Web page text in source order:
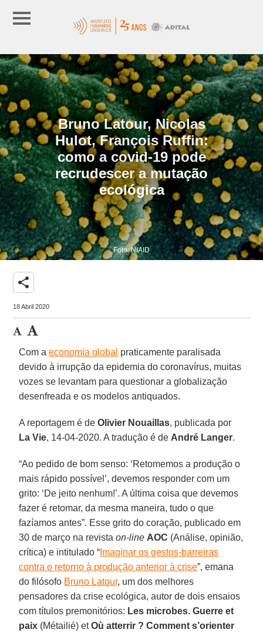
Bruno Latour, Nicolas
Hulot, François Ruffin:
como a covid-19 pode
recrudescer a mutação
ecológica
Foto: NIAID
share
18 Abril 2020
Com aeconomia global praticamente paralisada
devido à irrupção da epidemia do coronavírus, muitas
vozes se levantam para questionar a globalização
desenfreada e os modelos antiquados.
A reportagem é deOlivier Nouaillas, publicada por
La Vie, 14-04-2020. A tradução é de André Langer.
“Ao pedido de bom senso: ‘Retomemos a produção o
mais rápido possível’, devemos responder com um
grito: ‘De jeito nenhum!’. A última coisa que devemos
fazer é retomar, da mesma maneira, tudo o que
fazíamos antes”. Esse grito do coração, publicado em
30 de março na revistaon-line AOC (Análise, opinião,
crítica) e intitulado “ Imaginar os gestos-barreiras
contra o retorno à produção anterior à crise”, emana
do filósofo Bruno Latour, um dos melhores
pensadores da crise ecológica, autor de dois ensaios
com títulos premonitórios: Les microbes. Guerre et
paix (Métailié) etOù atterrir ? Comment s’orienter